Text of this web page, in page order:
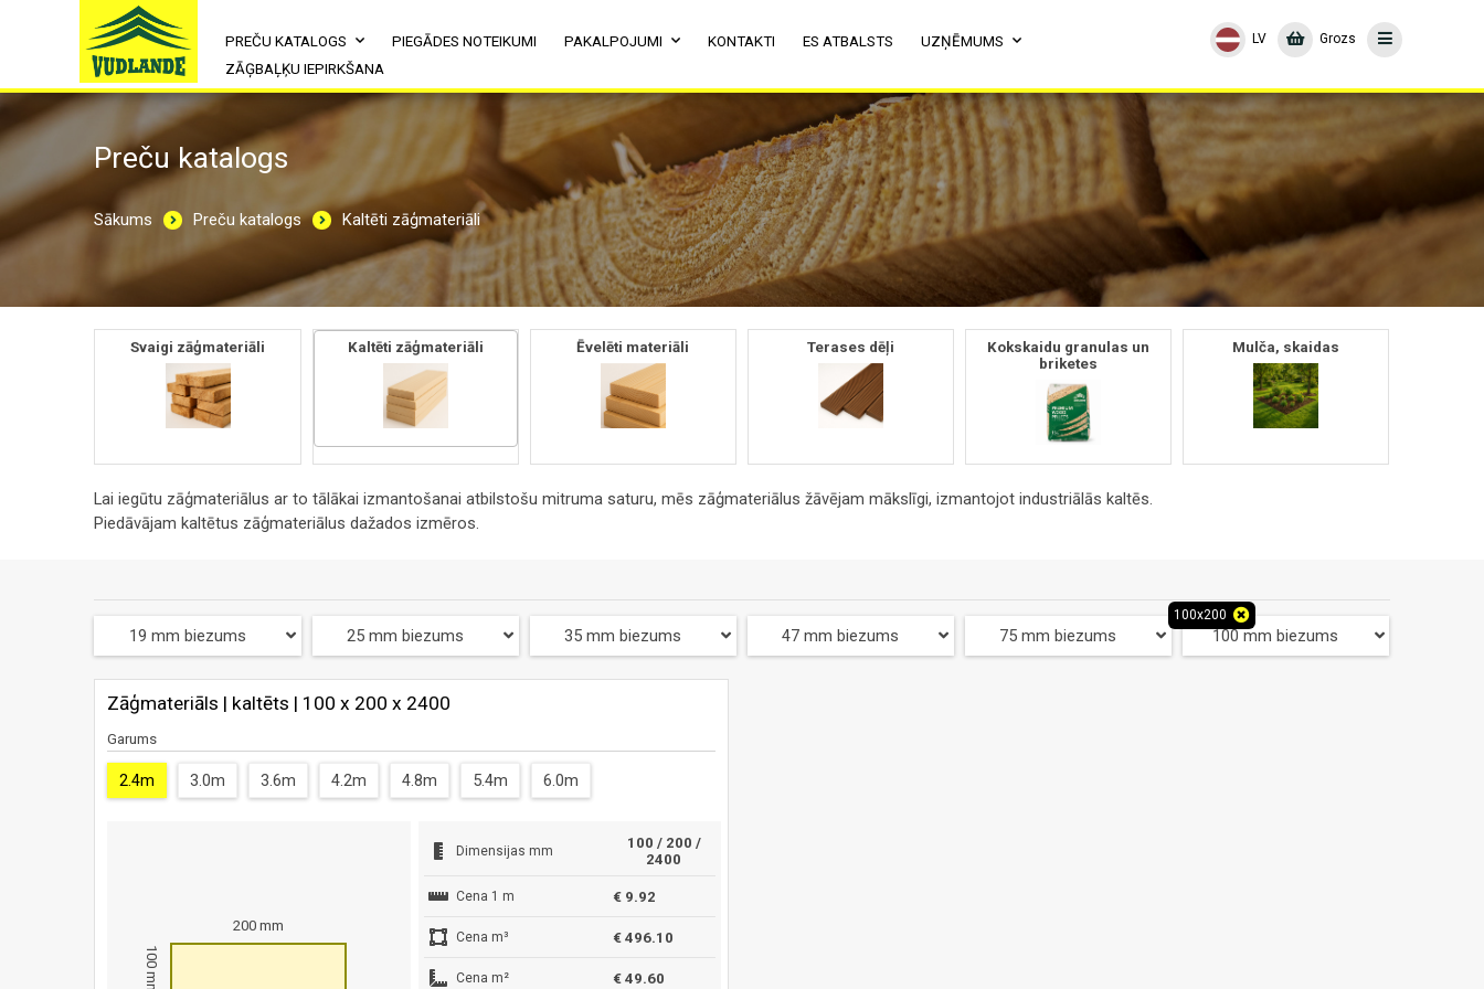
PREČU KATALOGS PIEGĀDES NOTEIKUMI PAKALPOJUMI KONTAKTI ES ATBALSTS
UZŅĒMUMS
ZĀĢBAĻĶU IEPIRKŠANA
Grozs
LV
Preču katalogs
Sākums Preču katalogs Kaltēti zāģmateriāli
Svaigi zāģmateriāli Kaltēti zāģmateriāli Ēvelēti materiāli Terases dēļi
Kokskaidu granulas un
briketes
Mulča, skaidas
Lai iegūtu zāģmateriālus ar to tālākai izmantošanai atbilstošu mitruma saturu, mēs zāģmateriālus žāvējam mākslīgi, izmantojot industriālās kaltēs.
Piedāvājam kaltētus zāģmateriālus dažados izmēros.
19 mm biezums 25 mm biezums 35 mm biezums 47 mm biezums 75 mm biezums 100 mm biezums
100x200
Zāģmateriāls | kaltēts | 100 x 200 x 2400
Garums
2.4m 3.0m 3.6m 4.2m 4.8m 5.4m 6.0m
200 mm
100 mm
Dimensijas mm
100 / 200 /
2400
Cena 1 m € 9.92
Cena m³ € 496.10
Cena m² € 49.60